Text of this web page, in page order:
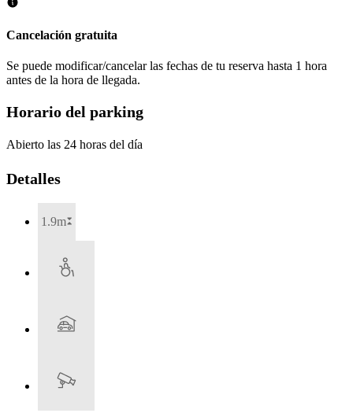
Cancelación gratuita
Se puede modificar/cancelar las fechas de tu reserva hasta 1 hora
antes de la hora de llegada.
Horario del parking
Abierto las 24 horas del día
Detalles
1.9m